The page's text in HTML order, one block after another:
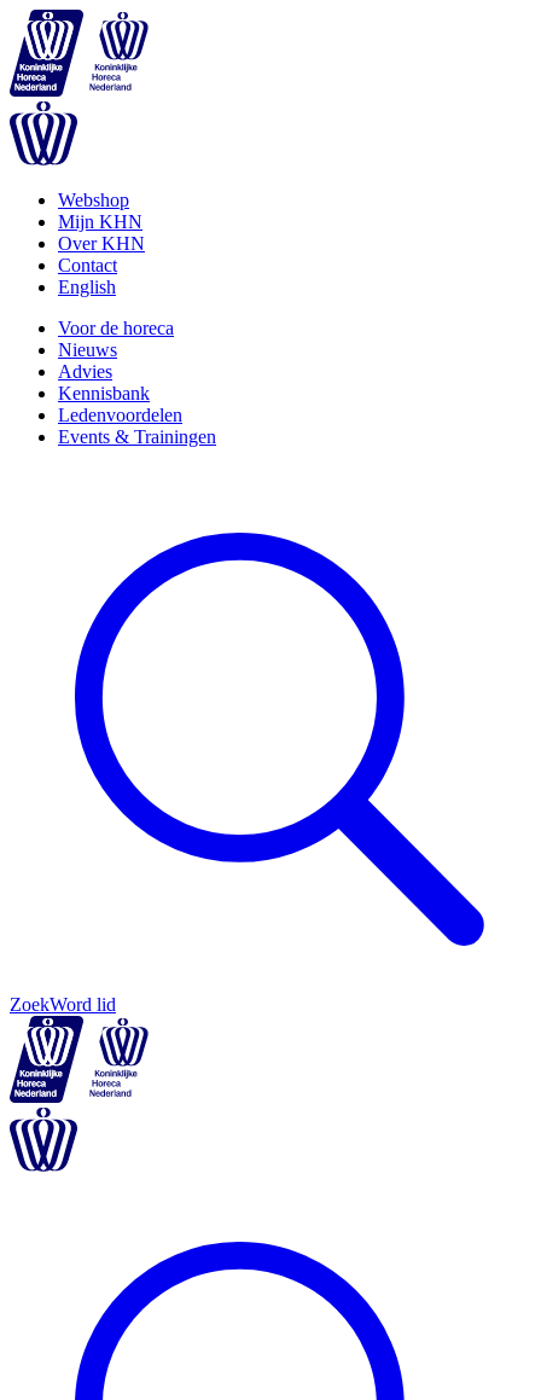
Webshop
Mijn KHN
Over KHN
Contact
English
Voor de horeca
Nieuws
Advies
Kennisbank
Ledenvoordelen
Events & Trainingen
ZoekWord lid